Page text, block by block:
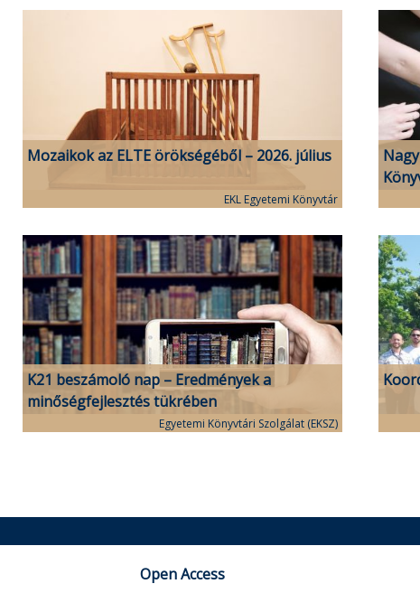
Mozaikok az ELTE örökségéből – 2026. július
EKL Egyetemi Könyvtár
K21 beszámoló nap – Eredmények a
minőségfejlesztés tükrében
Egyetemi Könyvtári Szolgálat (EKSZ)
Open Access